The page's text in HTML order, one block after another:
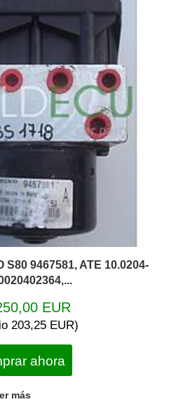
S80 9467581, ATE 10.0204-
EUR
203,25 EUR)
ahora
más